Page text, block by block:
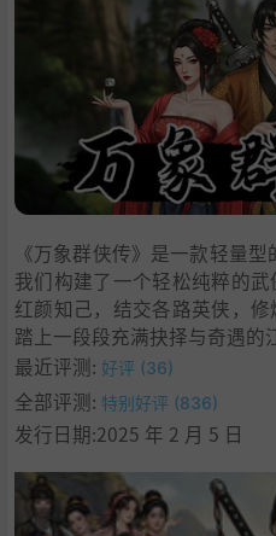
学习
《万象群侠传》是一款轻量型
我们构建了一个轻松纯粹的
红颜知己，结交各路英侠，修
踏上一段段充满抉择与奇遇的
最近评测: 好评 (36)
全部评测: 特别好评 (836)
发行日期:2025 年 2 月 5 日